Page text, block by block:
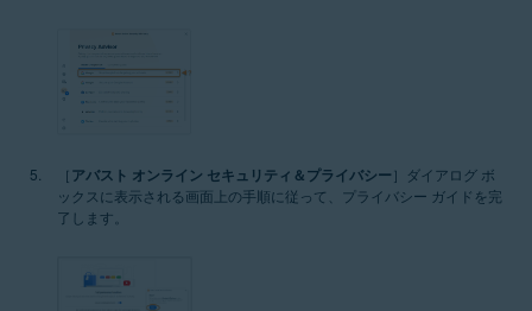
［ アバスト オンライン セキュリティ＆プライバシー ］ダイアログ ボ
ックスに表示される画面上の手順に従って、プライバシー ガイドを完
了します。